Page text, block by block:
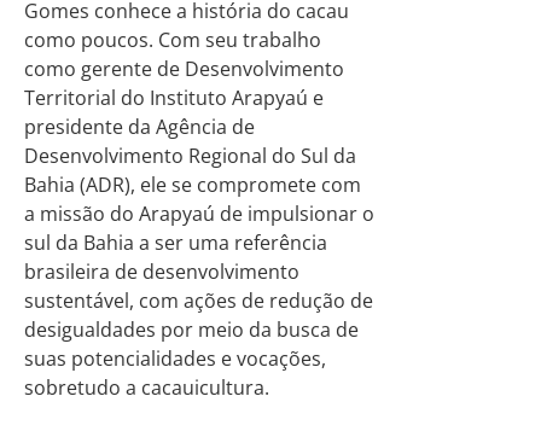
Gomes conhece a história do cacau
como poucos. Com seu trabalho
como gerente de Desenvolvimento
Territorial do Instituto Arapyaú e
presidente da Agência de
Desenvolvimento Regional do Sul da
Bahia (ADR), ele se compromete com
a missão do Arapyaú de impulsionar o
sul da Bahia a ser uma referência
brasileira de desenvolvimento
sustentável, com ações de redução de
desigualdades por meio da busca de
suas potencialidades e vocações,
sobretudo a cacauicultura.